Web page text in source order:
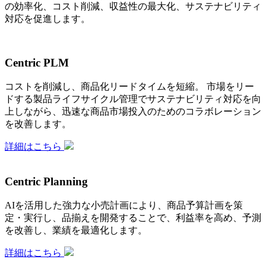
の効率化、コスト削減、収益性の最大化、サステナビリティ
対応を促進します。
Centric PLM
コストを削減し、商品化リードタイムを短縮。 市場をリー
ドする製品ライフサイクル管理でサステナビリティ対応を向
上しながら、迅速な商品市場投入のためのコラボレーション
を改善します。
詳細はこちら
Centric Planning
AIを活用した強力な小売計画により、商品予算計画を策
定・実行し、品揃えを開発することで、利益率を高め、予測
を改善し、業績を最適化します。
詳細はこちら